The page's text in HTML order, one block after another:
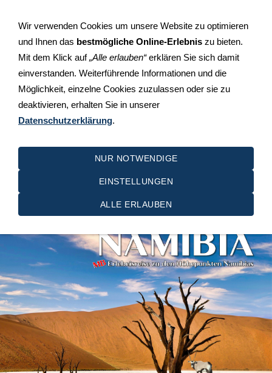
Fellbach-Schmiden
NAVIGATION EINBLENDEN
Namibia 2025
Wir verwenden Cookies um unsere Website zu optimieren
und Ihnen das bestmögliche Online-Erlebnis zu bieten.
Mit dem Klick auf„Alle erlauben“erklären Sie sich damit
einverstanden. Weiterführende Informationen und die
Möglichkeit, einzelne Cookies zuzulassen oder sie zu
deaktivieren, erhalten Sie in unserer
Datenschutzerklärung.
NUR NOTWENDIGE
EINSTELLUNGEN
ALLE ERLAUBEN